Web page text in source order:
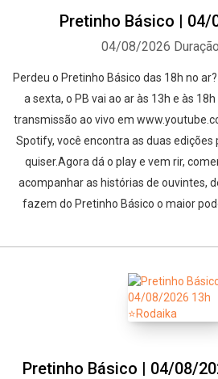
Pretinho Básico | 04/
04/08/2026
Perdeu o Pretinho Básico das 18h no
a sexta, o PB vai ao ar às 13h e às
transmissão ao vivo em
Spotify, você encontra as duas edições
quiser.Agora dá o play e vem rir,
acompanhar as histórias de ouvintes,
fazem do Pretinho Básico o maior
Pretinho Básico | 04/08/